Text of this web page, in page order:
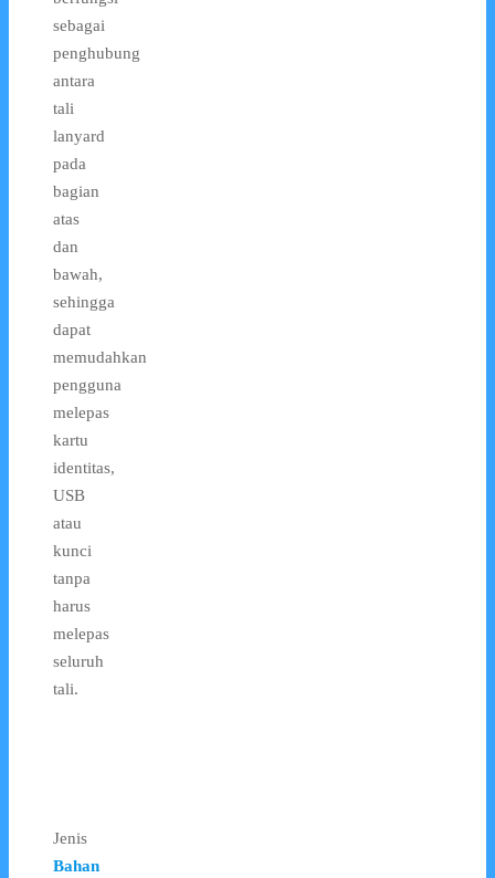
sebagai
penghubung
antara
tali
lanyard
pada
bagian
atas
dan
bawah,
sehingga
dapat
memudahkan
pengguna
melepas
kartu
identitas,
USB
atau
kunci
tanpa
harus
melepas
seluruh
tali.
Jenis
Bahan